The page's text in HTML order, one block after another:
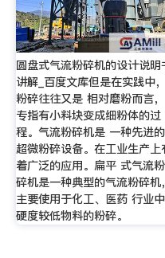
圆盘式气流粉碎机的设计说明
讲解_百度文库但是在实践中，
粉碎往往又是 相对磨粉而言，
专指有小料块变成细粉体的过
程。气流粉碎机是 一种先进的
超微粉碎设备。在工业生产上
着广泛的应用。扁平 式气流粉
碎机是一种典型的气流粉碎机，
主要使用于化工、医药 行业中
硬度较低物料的粉碎。